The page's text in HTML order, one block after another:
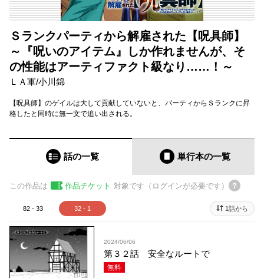
Ｓランクパーティから解雇された【呪具師】
～『呪いのアイテム』しか作れませんが、そ
の性能はアーティファクト級なり……！～
ＬＡ軍/小川錦
【呪具師】のゲイルは大して貢献していないと、パーティからＳランクに昇
格したと同時に無一文で追い出される。
話の一覧 単行本の一覧
この作品は 作品チケット 対象です（ログインが必要です）
82 - 33 32 - 1 1話から
2024/06/06
第３２話 安全なルートで
無料